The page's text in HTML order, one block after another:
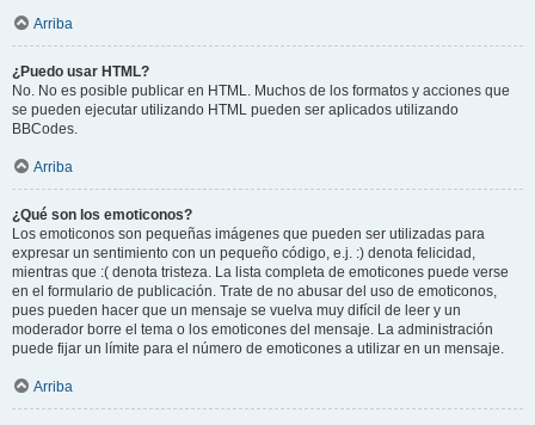
Arriba
¿Puedo usar HTML?
No. No es posible publicar en HTML. Muchos de los formatos y acciones que
se pueden ejecutar utilizando HTML pueden ser aplicados utilizando
BBCodes.
Arriba
¿Qué son los emoticonos?
Los emoticonos son pequeñas imágenes que pueden ser utilizadas para
expresar un sentimiento con un pequeño código, e.j. :) denota felicidad,
mientras que :( denota tristeza. La lista completa de emoticones puede verse
en el formulario de publicación. Trate de no abusar del uso de emoticonos,
pues pueden hacer que un mensaje se vuelva muy difícil de leer y un
moderador borre el tema o los emoticones del mensaje. La administración
puede fijar un límite para el número de emoticones a utilizar en un mensaje.
Arriba